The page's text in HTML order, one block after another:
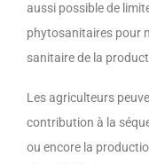
aussi possible de
phytosanitaires pour
sanitaire de la
Les agriculteurs
contribution à la
ou encore la